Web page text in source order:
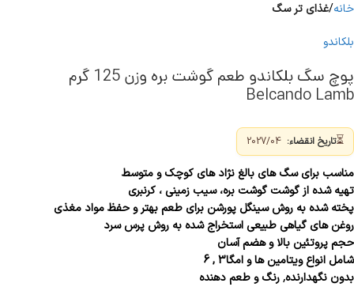
خانه غذای تر سگ
بلکاندو
پوچ سگ بلکاندو طعم گوشت بره وزن 125 گرم
Belcando Lamb
⏳تاریخ انقضاء:
مناسب برای سگ های بالغ نژاد های کوچک و متوسط
تهیه شده از گوشت گوشت بره، سیب زمینی ، کرنبری
پخته شده به روش سینگل پورشن برای طعم بهتر و حفظ مواد مغذی
روغن های گیاهی طبیعی استخراج شده به روش پرس سرد
حجم پروتئین بالا و هضم آسان
شامل انواع ویتامین ها و امگا3 , 6
بدون نگهدارنده٬ رنگ و طعم دهنده